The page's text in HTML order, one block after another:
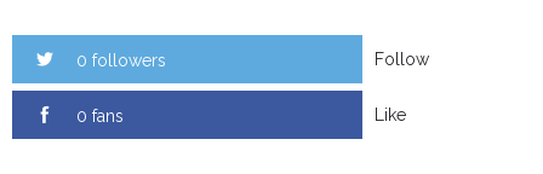
0 followers Follow
0 fans Like